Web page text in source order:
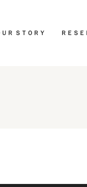
ＵＲ ＳＴＯＲＹ ＲＥＳ